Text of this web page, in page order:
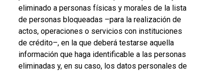
eliminado a personas físicas y morales de la lista
de personas bloqueadas –para la realización de
actos, operaciones o servicios con instituciones
de crédito–, en la que deberá testarse aquella
información que haga identificable a las personas
eliminadas y, en su caso, los datos personales de